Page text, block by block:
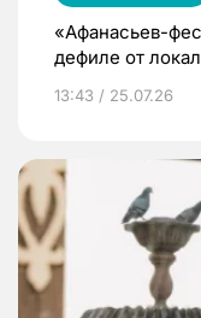
«Афанасьев-
дефиле от
13:43 / 25.07.26